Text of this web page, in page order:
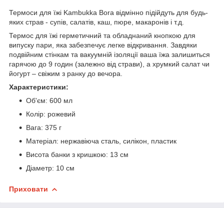
Термоси для їжі Kambukka Bora відмінно підійдуть для будь-
яких страв - супів, салатів, каш, пюре, макаронів і т.д.
Термос для їжі герметичний та обладнаний кнопкою для
випуску пари, яка забезпечує легке відкривання. Завдяки
подвійним стінкам та вакуумній ізоляції ваша їжа залишиться
гарячою до 9 годин (залежно від страви), а хрумкий салат чи
йогурт – свіжим з ранку до вечора.
Характеристики:
Об'єм: 600 мл
Колір: рожевий
Вага: 375 г
Матеріал: нержавіюча сталь, силікон, пластик
Висота банки з кришкою: 13 см
Діаметр: 10 см
Приховати